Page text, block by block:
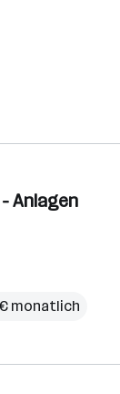
Anlagen
monatlich